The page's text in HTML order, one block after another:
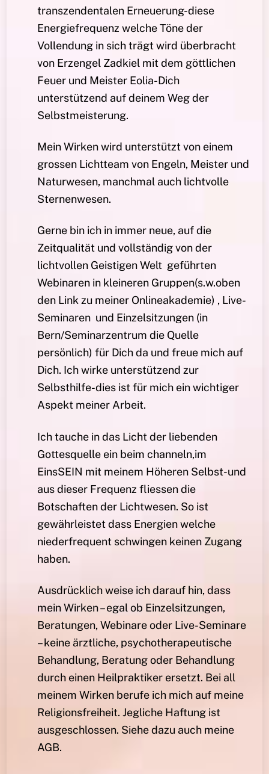
transzendentalen Erneuerung-diese
Energiefrequenz welche Töne der
Vollendung in sich trägt wird überbracht
von Erzengel Zadkiel mit dem göttlichen
Feuer und Meister Eolia-Dich
unterstützend auf deinem Weg der
Selbstmeisterung.
Mein Wirken wird unterstützt von einem
grossen Lichtteam von Engeln, Meister und
Naturwesen, manchmal auch lichtvolle
Sternenwesen.
Gerne bin ich in immer neue, auf die
Zeitqualität und vollständig von der
lichtvollen Geistigen Welt geführten
Webinaren in kleineren Gruppen(s.w.oben
den Link zu meiner Onlineakademie) , Live-
Seminaren und Einzelsitzungen (in
Bern/Seminarzentrum die Quelle
persönlich) für Dich da und freue mich auf
Dich. Ich wirke unterstützend zur
Selbsthilfe-dies ist für mich ein wichtiger
Aspekt meiner Arbeit.
Ich tauche in das Licht der liebenden
Gottesquelle ein beim channeln,im
EinsSEIN mit meinem Höheren Selbst-und
aus dieser Frequenz fliessen die
Botschaften der Lichtwesen. So ist
gewährleistet dass Energien welche
niederfrequent schwingen keinen Zugang
haben.
Ausdrücklich weise ich darauf hin, dass
mein Wirken – egal ob Einzelsitzungen,
Beratungen, Webinare oder Live-Seminare
– keine ärztliche, psychotherapeutische
Behandlung, Beratung oder Behandlung
durch einen Heilpraktiker ersetzt. Bei all
meinem Wirken berufe ich mich auf meine
Religionsfreiheit. Jegliche Haftung ist
ausgeschlossen. Siehe dazu auch meine
AGB.